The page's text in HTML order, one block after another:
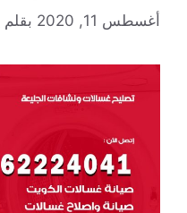
أغسطس 11, 2020 بقلم